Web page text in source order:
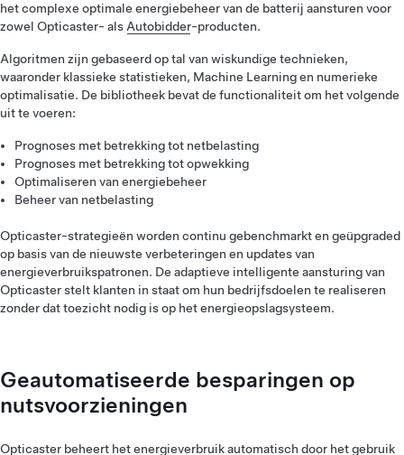
het complexe optimale energiebeheer van de batterij aansturen voor
zowel Opticaster- als Autobidder-producten.
Algoritmen zijn gebaseerd op tal van wiskundige technieken,
waaronder klassieke statistieken, Machine Learning en numerieke
optimalisatie. De bibliotheek bevat de functionaliteit om het volgende
uit te voeren:
Prognoses met betrekking tot netbelasting
Prognoses met betrekking tot opwekking
Optimaliseren van energiebeheer
Beheer van netbelasting
Opticaster-strategieën worden continu gebenchmarkt en geüpgraded
op basis van de nieuwste verbeteringen en updates van
energieverbruikspatronen. De adaptieve intelligente aansturing van
Opticaster stelt klanten in staat om hun bedrijfsdoelen te realiseren
zonder dat toezicht nodig is op het energieopslagsysteem.
Geautomatiseerde besparingen op
nutsvoorzieningen
Opticaster beheert het energieverbruik automatisch door het gebruik